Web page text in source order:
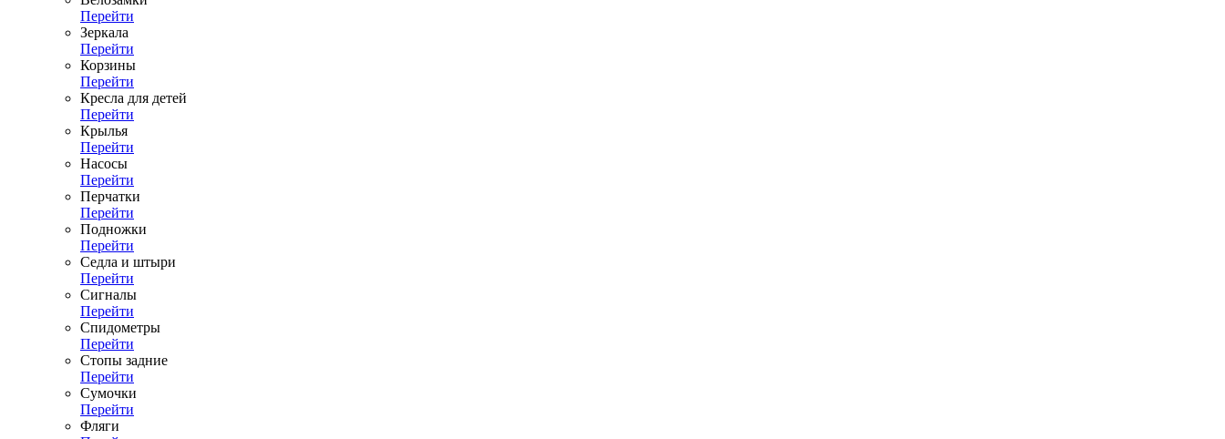
Перейти
Зеркала
Перейти
Корзины
Перейти
Кресла для детей
Перейти
Крылья
Перейти
Насосы
Перейти
Перчатки
Перейти
Подножки
Перейти
Седла и штыри
Перейти
Сигналы
Перейти
Спидометры
Перейти
Стопы задние
Перейти
Сумочки
Перейти
Фляги